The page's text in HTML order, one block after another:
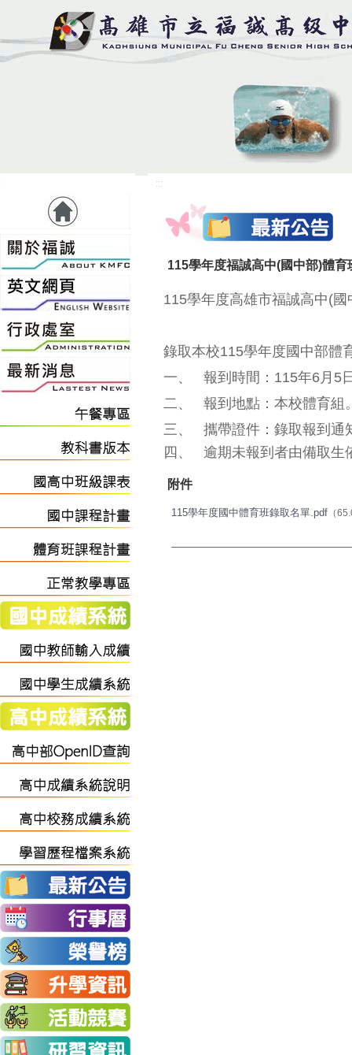
:::
115學年度福誠高中(國中部)體育
115學年度高雄市福誠高中(
錄取本校115學年度國中部體
一、
報到時間：115年6月5
二、
報到地點：本校體育組
三、
攜帶證件：錄取報到通
四、
逾期未報到者由備取生
附件
115學年度國中體育班錄取名單.pdf （